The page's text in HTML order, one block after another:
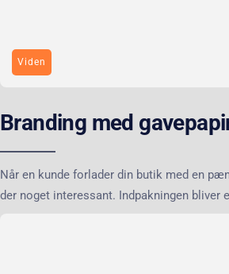
Viden
Branding med
Når en kunde forlader din butik med en
der noget interessant. Indpakningen bliver